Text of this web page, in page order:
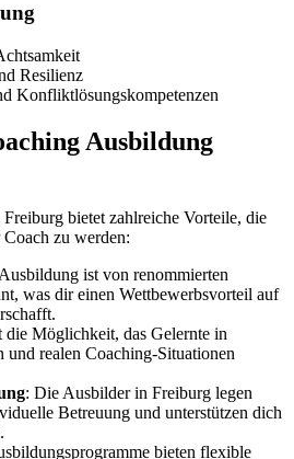
Resilienz
Konfliktlösungskompetenzen
Ausbildung
bietet zahlreiche Vorteile, die
zu werden:
ist von renommierten
was dir einen Wettbewerbsvorteil auf
die Möglichkeit, das Gelernte in
und realen Coaching-Situationen
: Die Ausbilder in Freiburg legen
Betreuung und unterstützen dich
bieten flexible